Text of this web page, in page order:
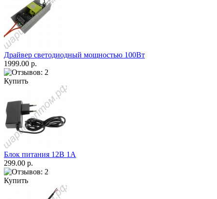
Драйвер светодиодный мощностью 100Вт
1999.00 р.
Купить
Блок питания 12В 1А
299.00 р.
Купить